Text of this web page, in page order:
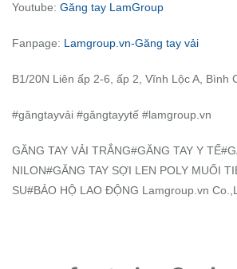
Youtube: Găng tay LamGroup
Fanpage: Lamgroup.vn-Găng tay vải
B1/20N Liên ấp 2-6, ấp 2, Vĩnh Lộc A, Bình
#găngtayvải #găngtayytế #lamgroup.vn
GĂNG TAY VẢI TRẮNG#GĂNG TAY Y
NILON#GĂNG TAY SỢI LEN POLY MUỐI
SU#BẢO HỘ LAO ĐỘNG Lamgroup.vn